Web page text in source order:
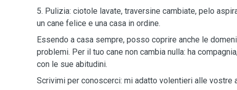
5. Pulizia: ciotole lavate, traversine cambiate, pelo
un cane felice e una casa in ordine.
Essendo a casa sempre, posso coprire anche le
problemi. Per il tuo cane non cambia nulla: ha
con le sue abitudini.
Scrivimi per conoscerci: mi adatto volentieri alle vostre